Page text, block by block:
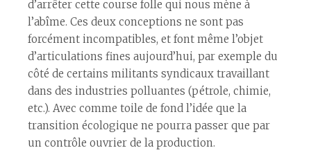
d’arrêter cette course folle qui nous mène à
l’abîme. Ces deux conceptions ne sont pas
forcément incompatibles, et font même l’objet
d’articulations fines aujourd’hui, par exemple du
côté de certains militants syndicaux travaillant
dans des industries polluantes (pétrole, chimie,
etc.). Avec comme toile de fond l’idée que la
transition écologique ne pourra passer que par
un contrôle ouvrier de la production.